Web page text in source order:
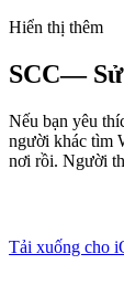
Hiển thị thêm
SCC— Sử
Nếu bạn yêu
người khác tìm
nơi rồi. Người
Tải xuống cho